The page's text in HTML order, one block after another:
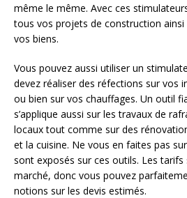
même le même. Avec ces
tous vos projets de construction
vos biens.
Vous pouvez aussi utiliser un
devez réaliser des réfections sur vos
ou bien sur vos chauffages. Un outil
s’applique aussi sur les travaux de
locaux tout comme sur des
et la cuisine. Ne vous en faites pas
sont exposés sur ces outils. Les tarifs
marché, donc vous pouvez
notions sur les devis estimés.